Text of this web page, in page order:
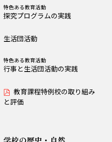
探究プログラムの実践
行事と生活団活動の実践
特色ある教育活動
探究プログラムの実践
生活団活動
特色ある教育活動
行事と生活団活動の実践
教育課程特例校の取り組み
と評価